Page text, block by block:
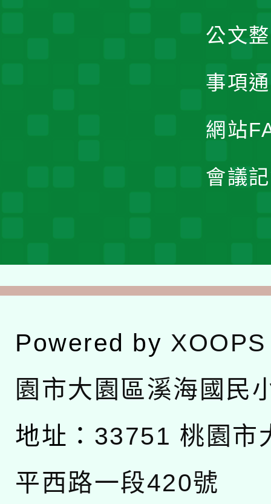
公文
事項
網站
會議
Powered by XOOPS
園市大園區溪海國民
地址： 33751 桃園市
平西路一段420號